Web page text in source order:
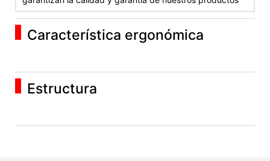
Característica ergonómica
Estructura